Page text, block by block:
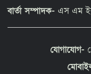
বার্তা সম্পাদক- এস এম
যোগাযোগ-